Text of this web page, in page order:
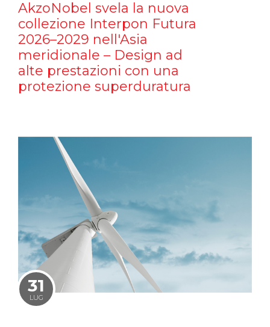
AkzoNobel svela la nuova
collezione Interpon Futura
2026–2029 nell'Asia
meridionale – Design ad
alte prestazioni con una
protezione superduratura
31
LUG